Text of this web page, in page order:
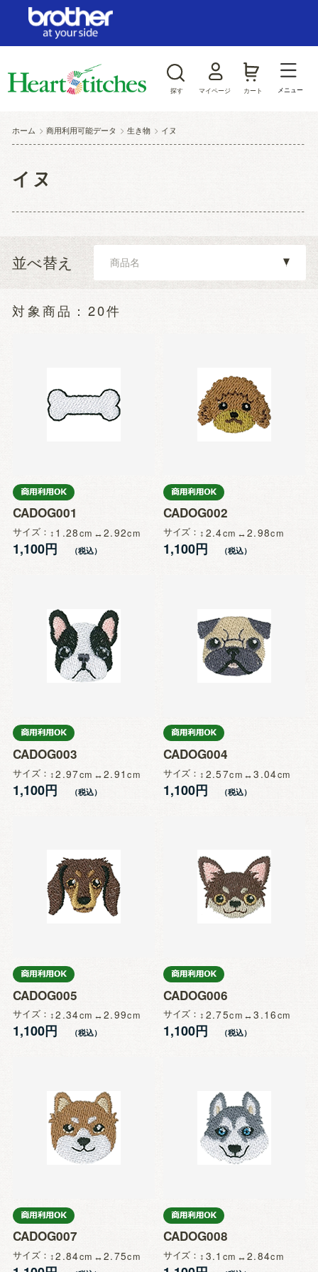
探す マイページ カート メニュー
ホーム >商用利用可能データ >生き物 > イヌ
イヌ
並べ替え
20件
CADOG001
サイズ 1.28 2.92
1,100円
CADOG002
サイズ 2.4 2.98
1,100円
CADOG003
サイズ 2.97 2.91
1,100円
CADOG004
サイズ 2.57 3.04
1,100円
CADOG005
サイズ 2.34 2.99
1,100円
CADOG006
サイズ 2.75 3.16
1,100円
CADOG007
サイズ 2.84 2.75
CADOG008
サイズ 3.1 2.84
ログイン/新規会員登録